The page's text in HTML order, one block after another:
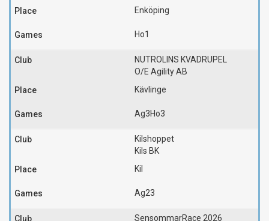
Enköping
Ho1
NUTROLINS KVADRUPEL
O/E Agility AB
Kävlinge
Ag3Ho3
Kilshoppet
Kils BK
Kil
Ag23
SensommarRace 2026